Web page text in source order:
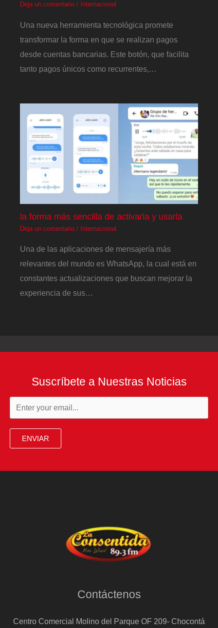
Deja un comentario / Internacional
Una nueva herramienta tecnológica promete
transformar la forma en que se realizan pagos
desde cuentas bancarias. Este botón, que facilita
tanto pagos únicos como recurrentes,…
la forma más sencilla de activarla y usarla
Deja un comentario / Internacional
Una de las aplicaciones de mensajería más
relevantes del mundo es WhatsApp, la cual está en
constantes actualizaciones que buscan mejorar la
experiencia de sus…
Suscríbete a Nuestras Noticias
ENVIAR
Contáctenos
Centro Comercial Molino del Parque OF 209- Chocontá